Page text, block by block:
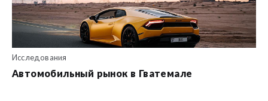
Исследования
Автомобильный рынок в Гватемале